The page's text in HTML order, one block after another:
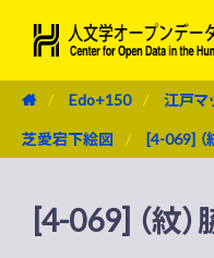
Edo+150 江戸マ
芝愛宕下絵図 [4-069] （
[4-069] （紋